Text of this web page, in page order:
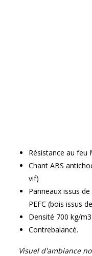
Résistance au feu
Chant ABS
vif)
Panneaux issus
PEFC (bois issus
Densité 700 kg/m3
Contrebalancé.
Visuel d'ambiance